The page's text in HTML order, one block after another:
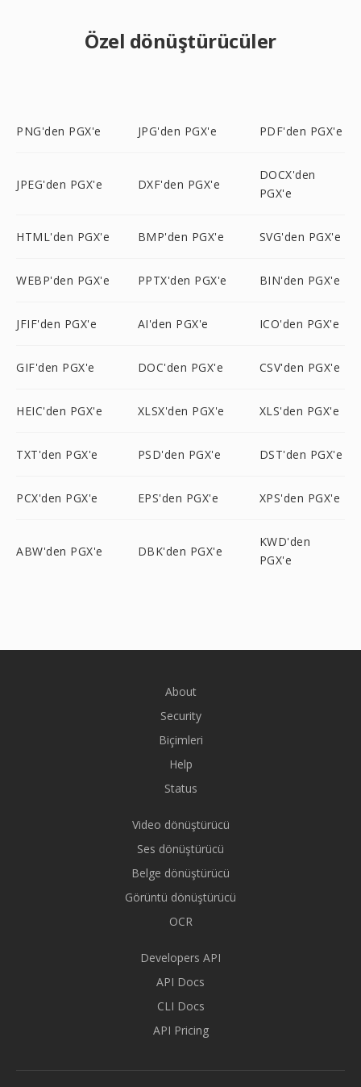
Özel dönüştürücüler
PNG'den PGX'e JPG'den PGX'e PDF'den PGX'e
JPEG'den PGX'e DXF'den PGX'e
DOCX'den
PGX'e
HTML'den PGX'e BMP'den PGX'e SVG'den PGX'e
WEBP'den PGX'e PPTX'den PGX'e BIN'den PGX'e
JFIF'den PGX'e AI'den PGX'e ICO'den PGX'e
GIF'den PGX'e DOC'den PGX'e CSV'den PGX'e
HEIC'den PGX'e XLSX'den PGX'e XLS'den PGX'e
TXT'den PGX'e PSD'den PGX'e DST'den PGX'e
PCX'den PGX'e EPS'den PGX'e XPS'den PGX'e
ABW'den PGX'e DBK'den PGX'e
KWD'den
PGX'e
About
Security
Biçimleri
Help
Status
Video dönüştürücü
Ses dönüştürücü
Belge dönüştürücü
Görüntü dönüştürücü
OCR
Developers API
API Docs
CLI Docs
API Pricing